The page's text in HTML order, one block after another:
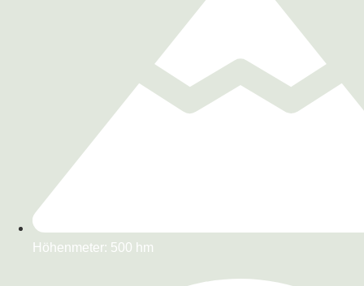
Höhenmeter: 500 hm